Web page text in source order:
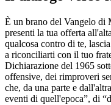
È un brano del Vangelo di
presenti la tua offerta
qualcosa contro di te,
a riconciliarti con il tuo
Dichiarazione del 1965
offensive, dei rimproveri
che, da una parte e
eventi di quell'epoca”, di